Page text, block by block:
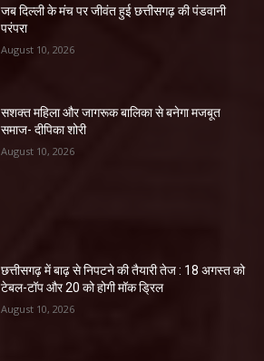
जब दिल्ली के मंच पर जीवंत हुई छत्तीसगढ़ की पंडवानी
परंपरा
August 10, 2026
सशक्त महिला और जागरूक बालिका से बनेगा मजबूत
समाज- दीपिका शोरी
August 10, 2026
छत्तीसगढ़ में बाढ़ से निपटने की तैयारी तेज : 18 अगस्त को
टेबल-टॉप और 20 को होगी मॉक ड्रिल
August 10, 2026